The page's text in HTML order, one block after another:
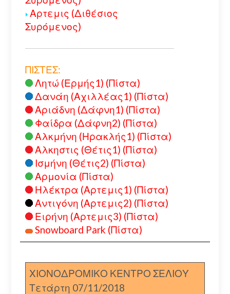
Αρτεμις (Διθέσιος
Συρόμενος)
ΠΙΣΤΕΣ:
Λητώ (Ερμής1) (Πίστα)
Δανάη (Αχιλλέας1) (Πίστα)
Αριάδνη (Δάφνη1) (Πίστα)
Φαίδρα (Δάφνη2) (Πίστα)
Αλκμήνη (Ηρακλής1) (Πίστα)
Αλκηστις (Θέτις1) (Πίστα)
Ισμήνη (Θέτις2) (Πίστα)
Αρμονία (Πίστα)
Ηλέκτρα (Αρτεμις1) (Πίστα)
Αντιγόνη (Αρτεμις2) (Πίστα)
Ειρήνη (Αρτεμις3) (Πίστα)
Snowboard Park (Πίστα)
ΧΙΟΝΟΔΡΟΜΙΚΟ ΚΕΝΤΡΟ ΣΕΛΙΟΥ
Τετάρτη 07/11/2018